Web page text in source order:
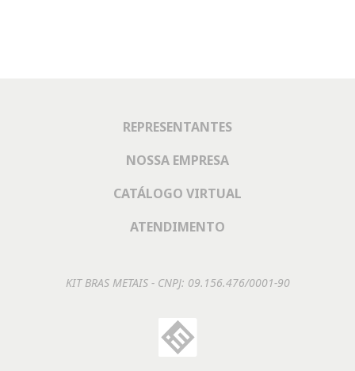
REPRESENTANTES
NOSSA EMPRESA
CATÁLOGO VIRTUAL
ATENDIMENTO
KIT BRAS METAIS - CNPJ: 09.156.476/0001-90